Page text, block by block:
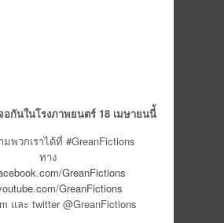
อกันในโรงภาพยนตร์ 18 เมษายนนี่้
พวกเราได้ที่ #GreanFictions
ทาง
GreanFictions
GreanFictions
และ twitter @GreanFictions